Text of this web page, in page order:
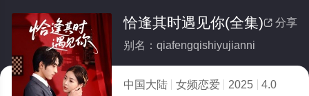
 分享
恰逢其时遇见你(全集)
别名：qiafengqishiyujianni
中国大陆 女频恋爱 2025
4.0